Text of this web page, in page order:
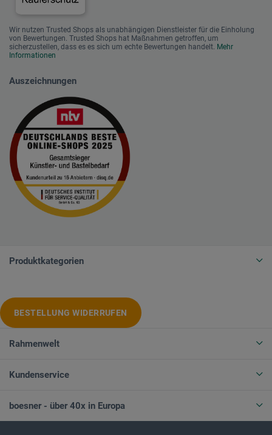
Wir nutzen Trusted Shops als unabhängigen Dienstleister für die Einholung
von Bewertungen. Trusted Shops hat Maßnahmen getroffen, um
sicherzustellen, dass es es sich um echte Bewertungen handelt. Mehr
Informationen
Auszeichnungen
Produktkategorien
BESTELLUNG WIDERRUFEN
Rahmenwelt
Kundenservice
boesner - über 40x in Europa